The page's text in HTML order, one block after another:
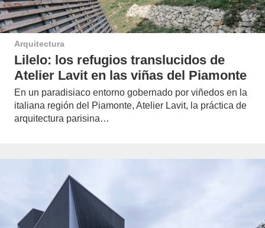
Arquitectura
Lilelo: los refugios translucidos de
Atelier Lavit en las viñas del Piamonte
En un paradisiaco entorno gobernado por viñedos en la
italiana región del Piamonte, Atelier Lavit, la práctica de
arquitectura parisina…